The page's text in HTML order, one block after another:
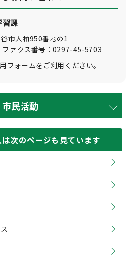
習課
市大柏950番地の1
ァクス番号：0297-45-5703
フォームをご利用ください。
民活動
次のページも見ています